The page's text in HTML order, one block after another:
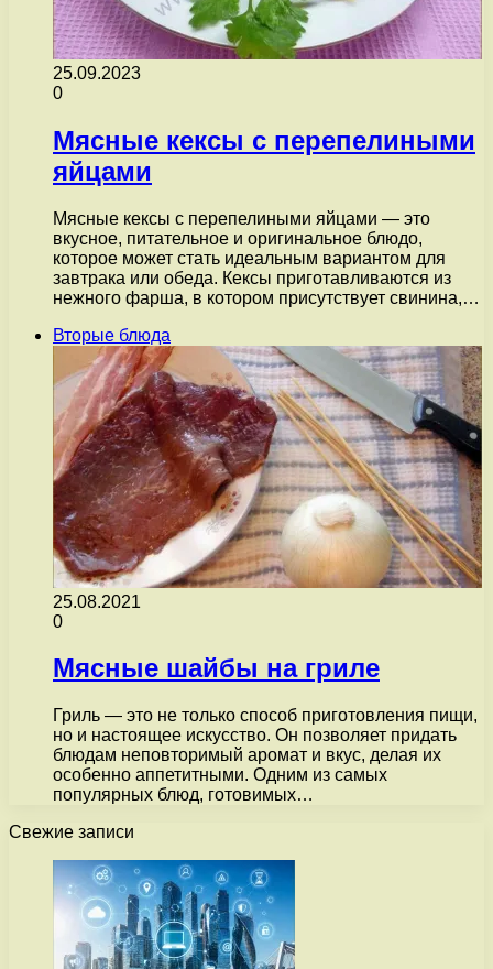
25.09.2023
0
Мясные кексы с перепелиными
яйцами
Мясные кексы с перепелиными яйцами — это
вкусное, питательное и оригинальное блюдо,
которое может стать идеальным вариантом для
завтрака или обеда. Кексы приготавливаются из
нежного фарша, в котором присутствует свинина,…
Вторые блюда
25.08.2021
0
Мясные шайбы на гриле
Гриль — это не только способ приготовления пищи,
но и настоящее искусство. Он позволяет придать
блюдам неповторимый аромат и вкус, делая их
особенно аппетитными. Одним из самых
популярных блюд, готовимых…
Свежие записи